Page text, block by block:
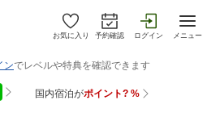
お気に入り 予約確認 ログイン メニュー